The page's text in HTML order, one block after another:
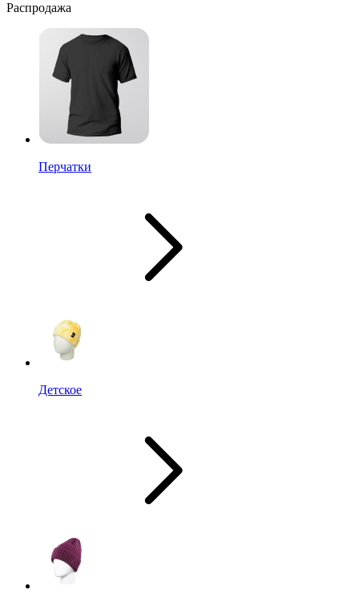
Распродажа
Перчатки
Детское